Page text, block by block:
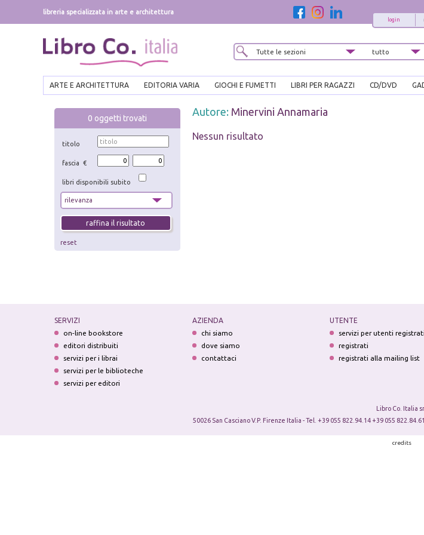
libreria specializzata in arte e architettura
login
ARTE E ARCHITETTURA EDITORIA VARIA GIOCHI E FUMETTI LIBRI PER RAGAZZI CD/DVD
0 oggetti trovati
titolo
fascia €
libri disponibili subito
reset
Autore: Minervini Annamaria
Nessun risultato
SERVIZI
on-line bookstore
editori distribuiti
servizi per i librai
servizi per le biblioteche
servizi per editori
AZIENDA
chi siamo
dove siamo
contattaci
UTENTE
servizi per utenti registrati
registrati
registrati alla mailing list
Libro Co. Italia srl
50026 San Casciano V.P. Firenze Italia - Tel. +39 055 822.94.14 +39 055
credits